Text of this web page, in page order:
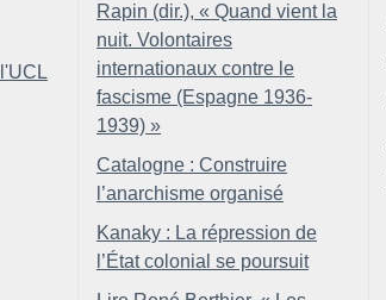
Rapin (dir.), « Quand vient la
nuit. Volontaires
internationaux contre le
fascisme (Espagne 1936-
1939) »
Catalogne : Construire
l’anarchisme organisé
Kanaky : La répression de
l’État colonial se poursuit